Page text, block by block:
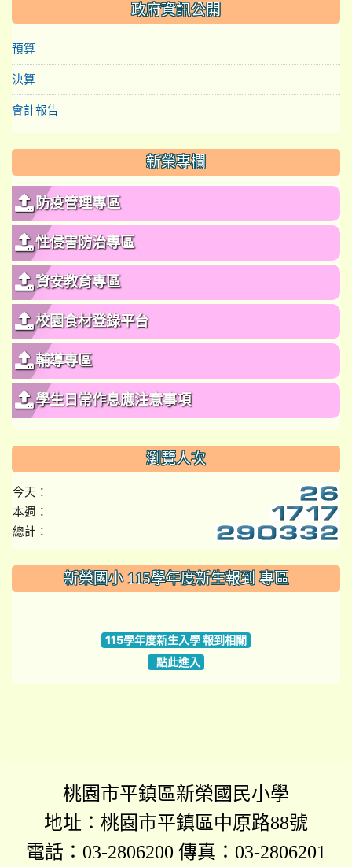
政府資訊公開
預算
決算
會計報告
新榮專欄
防疫管理專區
性侵害防治專區
資安教育專區
校園食材登錄平台
輔導專區
學生日常作息應注意事項
瀏覽人次
今天：
本週：
總計：
::: 新榮國小 115學年度新生報到 專區
115學年度新生入學 報到相關
點此進入
桃園市平鎮區新榮國民小學
地址：桃園市平鎮區中原路88號
電話：03-2806200 傳真：03-2806201